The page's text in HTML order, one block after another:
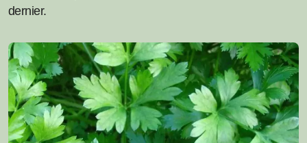
dernier.